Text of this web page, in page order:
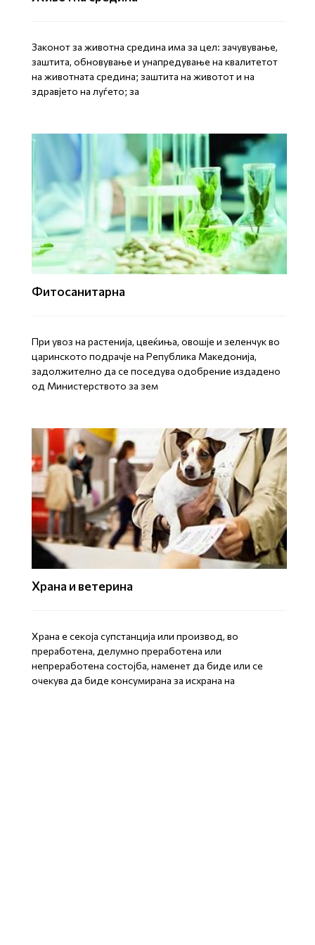
Законот за животна средина има за цел: зачувување,
заштита, обновување и унапредување на квалитетот
на животната средина; заштита на животот и на
здравјето на луѓето; за
Фитосанитарна
При увоз на растенија, цвеќиња, овошје и зеленчук во
царинското подрачје на Република Македонија,
задолжително да се поседува одобрение издадено
од Министерството за зем
Храна и ветерина
Храна е секоја супстанција или производ, во
преработена, делумно преработена или
непреработена состојба, наменет да биде или се
очекува да биде консумирана за исхрана на